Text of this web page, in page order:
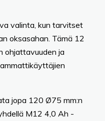
valinta, kun tarvitset
oksasahan. Tämä 12
ohjattavuuden ja
jopa 120 Ø75 mm:n
M12 4,0 Ah -